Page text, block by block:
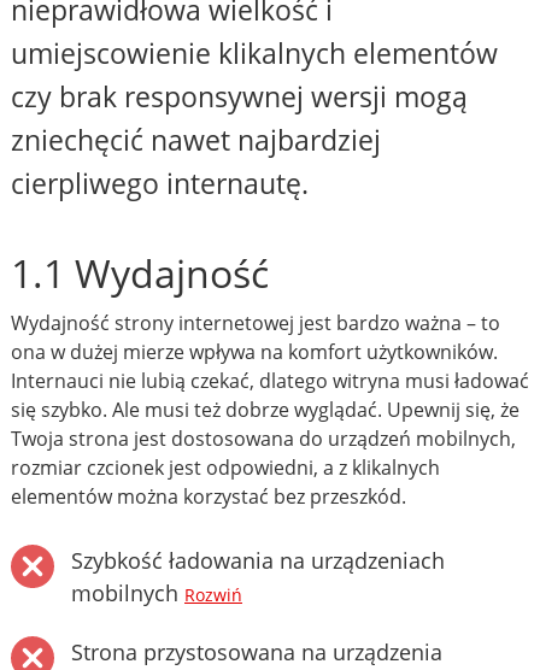
nieprawidłowa wielkość i
umiejscowienie klikalnych elementów
czy brak responsywnej wersji mogą
zniechęcić nawet najbardziej
cierpliwego internautę.
1.1 Wydajność
Wydajność strony internetowej jest bardzo ważna – to
ona w dużej mierze wpływa na komfort użytkowników.
Internauci nie lubią czekać, dlatego witryna musi ładować
się szybko. Ale musi też dobrze wyglądać. Upewnij się, że
Twoja strona jest dostosowana do urządzeń mobilnych,
rozmiar czcionek jest odpowiedni, a z klikalnych
elementów można korzystać bez przeszkód.
Szybkość ładowania na urządzeniach
mobilnych Rozwiń
Strona przystosowana na urządzenia